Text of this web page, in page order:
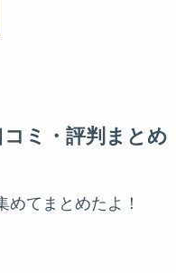
コミ・評判まとめ
てまとめたよ！